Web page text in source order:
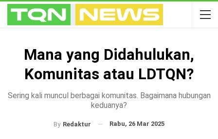
Mana yang Didahulukan,
Komunitas atau LDTQN?
Sering kali muncul berbagai komunitas. Bagaimana hubungan
keduanya?
By Redaktur Rabu, 26 Mar 2025